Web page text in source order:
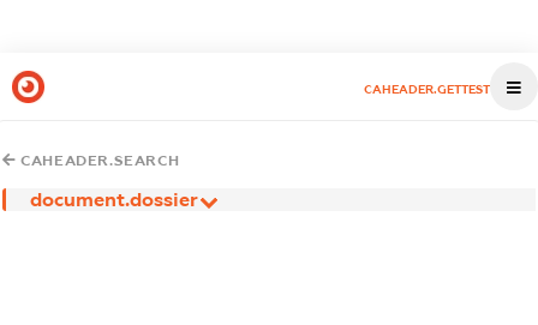
CAHEADER.GETTEST
CAHEADER.SEARCH
document.dossier